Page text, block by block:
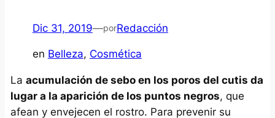
Dic 31, 2019—porRedacción
en Belleza, Cosmética
La acumulación de sebo en los poros del cutis da
lugar a la aparición de los puntos negros, que
afean y envejecen el rostro. Para prevenir su